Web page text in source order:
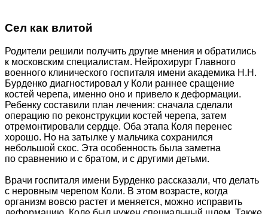
Сел как влитой
Родители решили получить другие мнения и обратились
к московским специалистам. Нейрохирург Главного
военного клинического госпиталя имени академика Н.Н.
Бурденко диагностировал у Коли раннее сращение
костей черепа, именно оно и привело к деформации.
Ребенку составили план лечения: сначала сделали
операцию по реконструкции костей черепа, затем
отремонтировали сердце. Оба этапа Коля перенес
хорошо. Но на затылке у мальчика сохранился
небольшой скос. Эта особенность была заметна
по сравнению и с братом, и с другими детьми.
Врачи госпиталя имени Бурденко рассказали, что делать
с неровным черепом Коли. В этом возрасте, когда
организм вовсю растет и меняется, можно исправить